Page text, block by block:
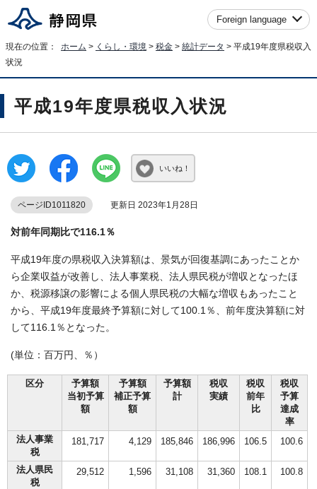
Foreign language
現在の位置： ホーム > くらし・環境 > 税金 > 統計データ > 平成19年度県税収入
状況
平成19年度県税収入状況
いいね！
ページID1011820 更新日 2023年1月28日
対前年同期比で116.1％
平成19年度の県税収入決算額は、景気が回復基調にあったことか
ら企業収益が改善し、法人事業税、法人県民税が増収となったほ
か、税源移譲の影響による個人県民税の大幅な増収もあったこと
から、平成19年度最終予算額に対して100.1％、前年度決算額に対
して116.1％となった。
(単位：百万円、％）
区分
予算額
当初予算
額
予算額
補正予算
額
予算額
計
税収
実績
税収
前年
比
税収
予算
達成
率
法人事業
税
181,717 4,129 185,846 186,996 106.5 100.6
法人県民
税
29,512 1,596 31,108 31,360 108.1 100.8